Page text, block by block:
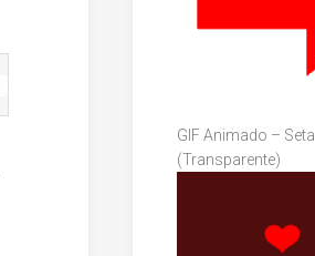
GIF Animado – Seta
(Transparente)